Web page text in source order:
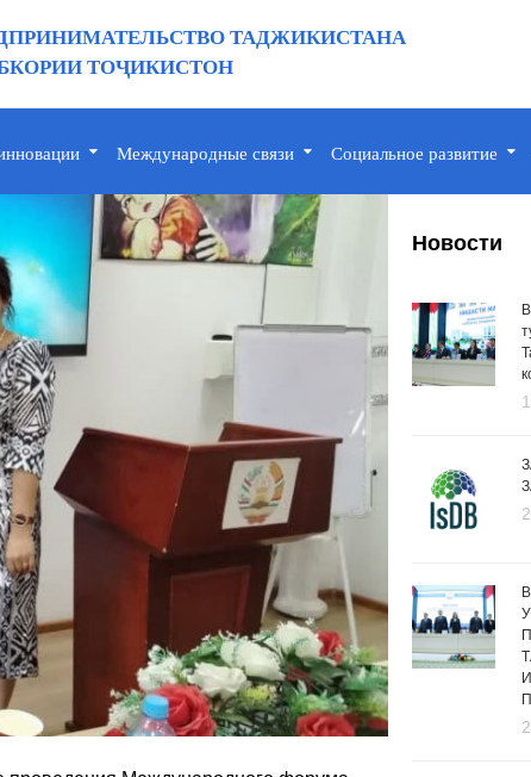
ТАДЖИКИСТАНА
ТОҶИКИСТОН
Международные связи Социальное развитие
Новости